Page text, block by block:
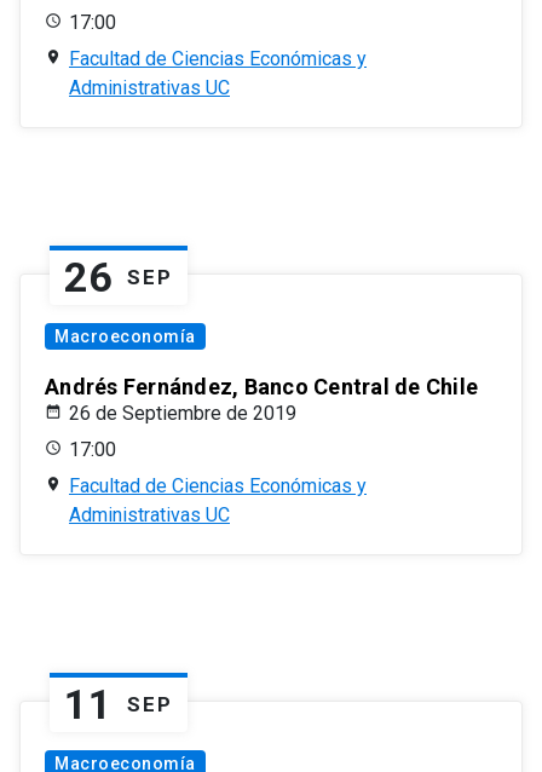
17:00
Facultad de Ciencias Económicas y
Administrativas UC
26 SEP
Macroeconomía
Andrés Fernández, Banco Central de Chile
26 de Septiembre de 2019
17:00
Facultad de Ciencias Económicas y
Administrativas UC
11 SEP
Macroeconomía